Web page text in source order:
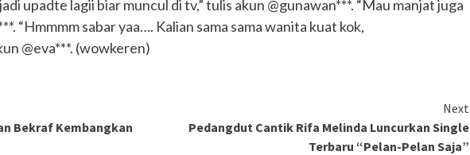
upadte lagii biar muncul di tv,” tulis akun @gunawan***. “Mau manjat juga
“Hmmmm sabar yaa…. Kalian sama sama wanita kuat kok,
@eva***. (wowkeren)
Bekraf Kembangkan
Next
Pedangdut Cantik Rifa Melinda Luncurkan Single
Terbaru “Pelan-Pelan Saja”